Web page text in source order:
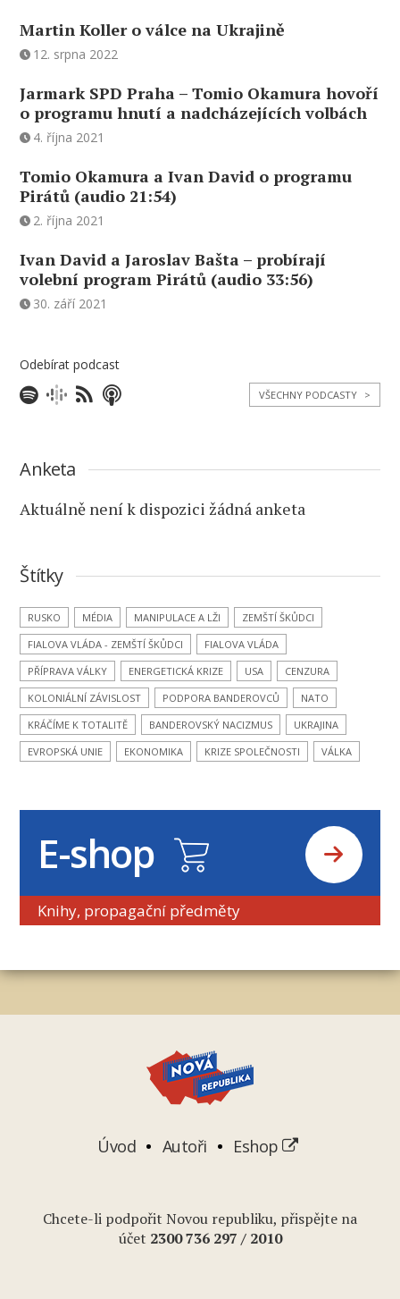
Martin Koller o válce na Ukrajině
12. srpna 2022
Jarmark SPD Praha – Tomio Okamura hovoří
o programu hnutí a nadcházejících volbách
4. října 2021
Tomio Okamura a Ivan David o programu
Pirátů (audio 21:54)
2. října 2021
Ivan David a Jaroslav Bašta – probírají
volební program Pirátů (audio 33:56)
30. září 2021
Odebírat podcast
VŠECHNY PODCASTY >
Anketa
Aktuálně není k dispozici žádná anketa
Štítky
RUSKO MÉDIA MANIPULACE A LŽI
ZEMŠTÍ ŠKŮDCI
FIALOVA VLÁDA - ZEMŠTÍ ŠKŮDCI
FIALOVA VLÁDA
PŘÍPRAVA VÁLKY
ENERGETICKÁ KRIZE USA
CENZURA
KOLONIÁLNÍ ZÁVISLOST
PODPORA BANDEROVCŮ
NATO
KRÁČÍME K TOTALITĚ
BANDEROVSKÝ NACIZMUS
UKRAJINA
EVROPSKÁ UNIE
EKONOMIKA KRIZE SPOLEČNOSTI VÁLKA
E-shop
Knihy, propagační předměty
Úvod Autoři Eshop
Chcete-li podpořit Novou republiku, přispějte na
účet 2300 736 297 / 2010